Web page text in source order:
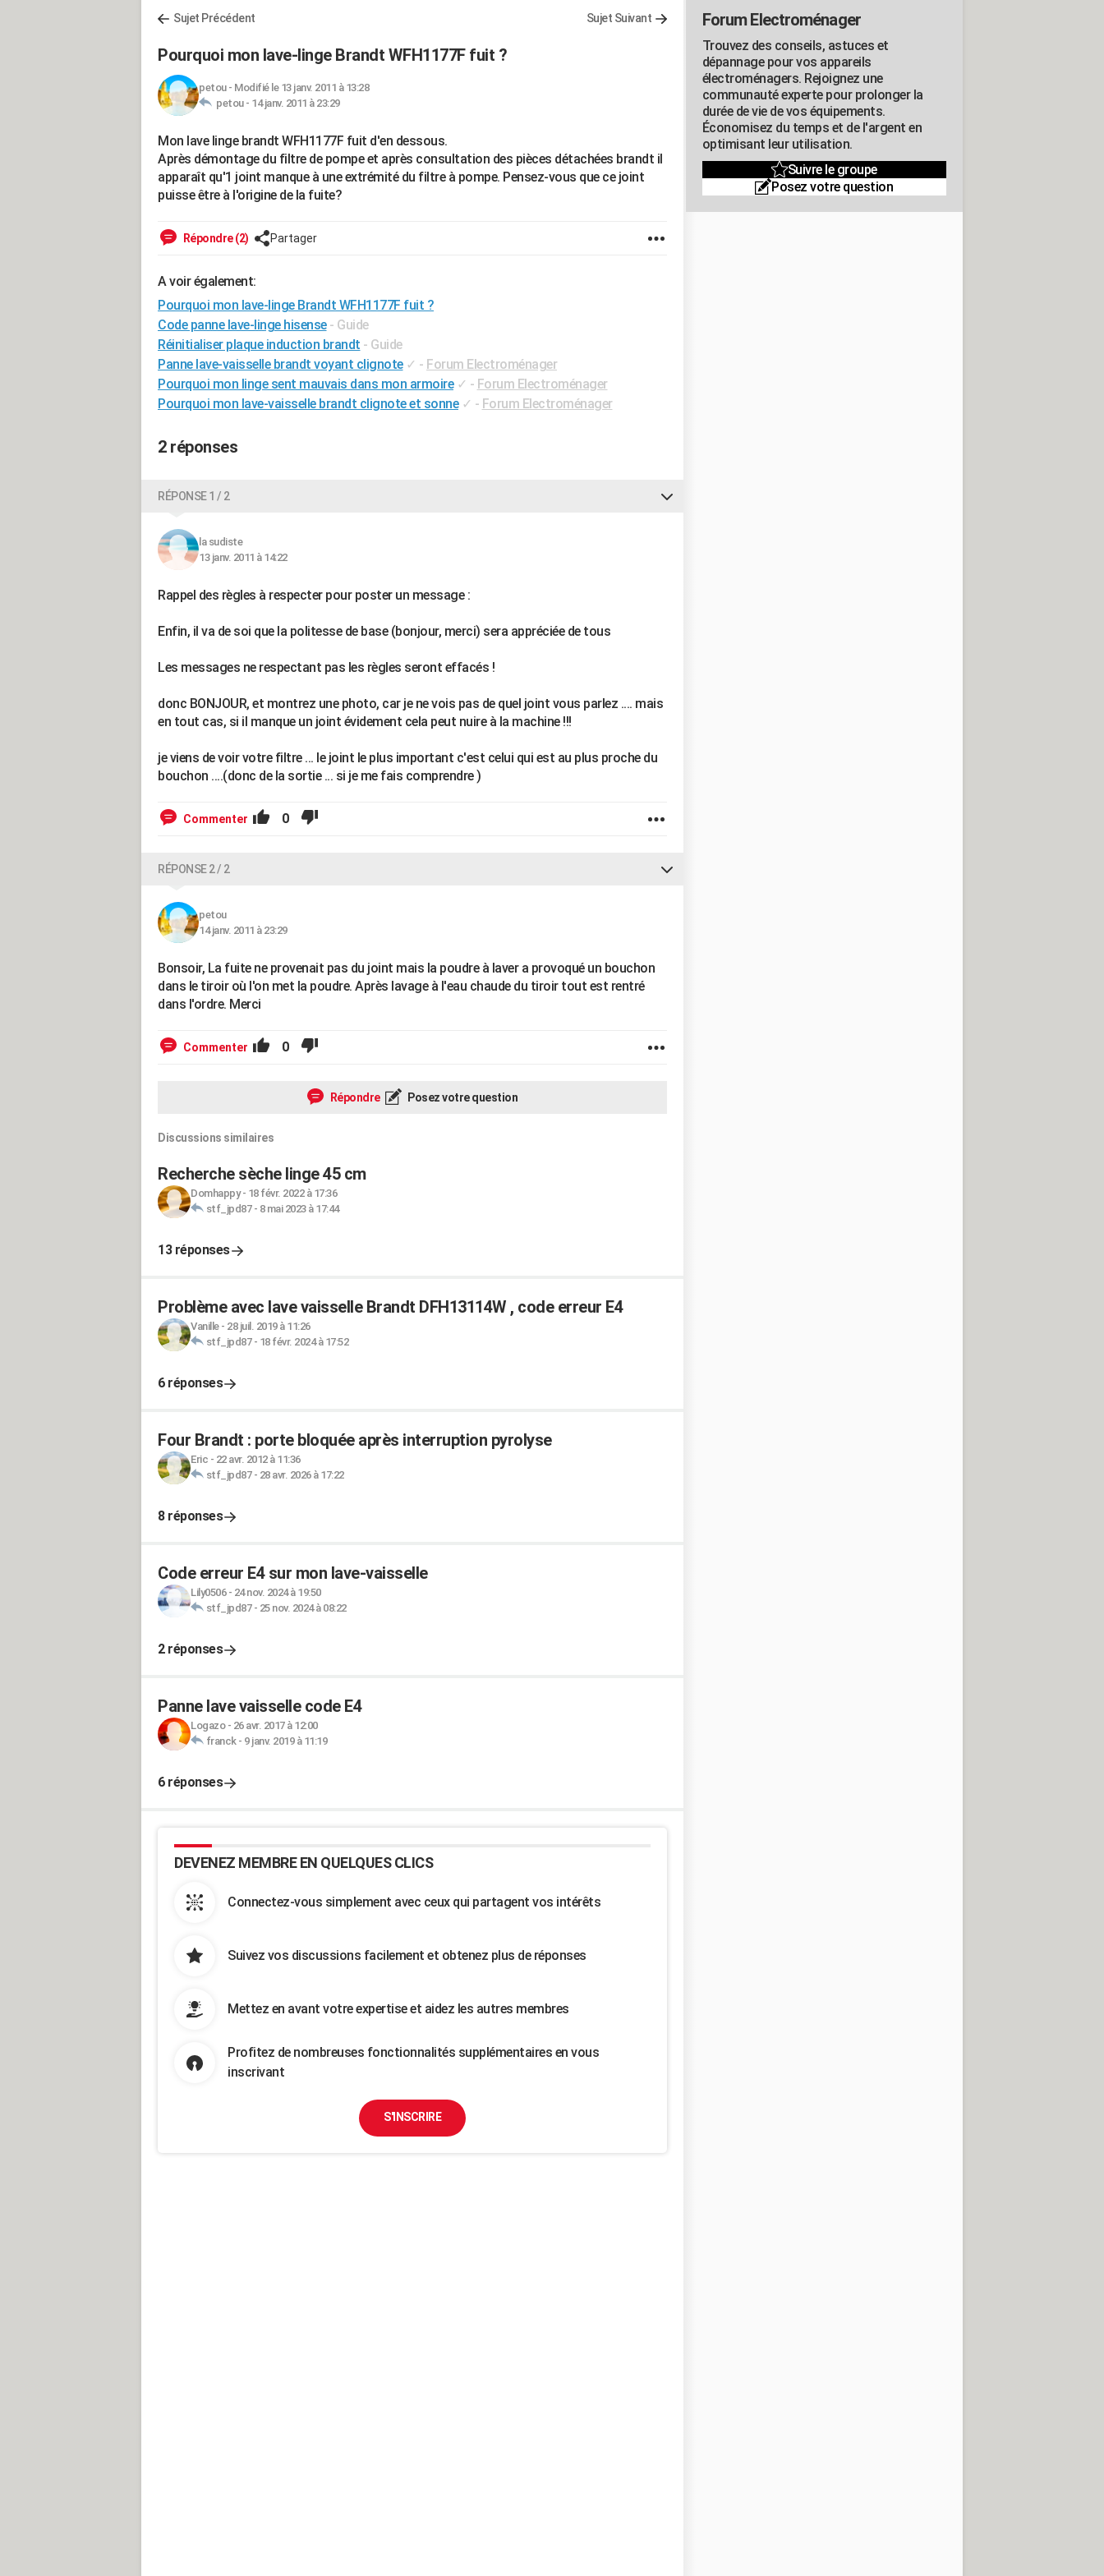
Sujet Précédent Sujet Suivant
Pourquoi mon lave-linge Brandt WFH1177F fuit ?
petou- Modifié le 13 janv. 2011 à 13:28
petou - 14 janv. 2011 à 23:29
Mon lave linge brandt WFH1177F fuit d'en dessous.
Après démontage du filtre de pompe et après consultation des pièces détachées brandt il
apparaît qu'1 joint manque à une extrémité du filtre à pompe. Pensez-vous que ce joint
puisse être à l'origine de la fuite?
Répondre (2) Partager
A voir également:
Pourquoi mon lave-linge Brandt WFH1177F fuit ?
Code panne lave-linge hisense - Guide
Réinitialiser plaque induction brandt - Guide
Panne lave-vaisselle brandt voyant clignote ✓ - Forum Electroménager
Pourquoi mon linge sent mauvais dans mon armoire ✓ - Forum Electroménager
Pourquoi mon lave-vaisselle brandt clignote et sonne ✓ - Forum Electroménager
2 réponses
RÉPONSE 1 / 2
la sudiste
13 janv. 2011 à 14:22
Rappel des règles à respecter pour poster un message :
Enfin, il va de soi que la politesse de base (bonjour, merci) sera appréciée de tous
Les messages ne respectant pas les règles seront effacés !
donc BONJOUR, et montrez une photo, car je ne vois pas de quel joint vous parlez .... mais
en tout cas, si il manque un joint évidement cela peut nuire à la machine !!!
je viens de voir votre filtre ... le joint le plus important c'est celui qui est au plus proche du
bouchon ....(donc de la sortie ... si je me fais comprendre )
Commenter 0
RÉPONSE 2 / 2
petou
14 janv. 2011 à 23:29
Bonsoir, La fuite ne provenait pas du joint mais la poudre à laver a provoqué un bouchon
dans le tiroir où l'on met la poudre. Après lavage à l'eau chaude du tiroir tout est rentré
dans l'ordre. Merci
Commenter 0
Répondre Posez votre question
Discussions similaires
Recherche sèche linge 45 cm
Domhappy- 18 févr. 2022 à 17:36
stf_jpd87- 8 mai 2023 à 17:44
13 réponses
Problème avec lave vaisselle Brandt DFH13114W , code erreur E4
Vanille- 28 juil. 2019 à 11:26
stf_jpd87- 18 févr. 2024 à 17:52
6 réponses
Four Brandt : porte bloquée après interruption pyrolyse
Eric - 22 avr. 2012 à 11:36
stf_jpd87- 28 avr. 2026 à 17:22
8 réponses
Code erreur E4 sur mon lave-vaisselle
Lily0506- 24 nov. 2024 à 19:50
stf_jpd87- 25 nov. 2024 à 08:22
2 réponses
Panne lave vaisselle code E4
Logazo- 26 avr. 2017 à 12:00
franck- 9 janv. 2019 à 11:19
6 réponses
DEVENEZ MEMBRE EN QUELQUES CLICS
Connectez-vous simplement avec ceux qui partagent vos intérêts
Suivez vos discussions facilement et obtenez plus de réponses
Mettez en avant votre expertise et aidez les autres membres
Profitez de nombreuses fonctionnalités supplémentaires en vous
inscrivant
S'INSCRIRE
Forum Electroménager
Trouvez des conseils, astuces et
dépannage pour vos appareils
électroménagers. Rejoignez une
communauté experte pour prolonger la
durée de vie de vos équipements.
Économisez du temps et de l'argent en
optimisant leur utilisation.
Suivre le groupe
Posez votre question